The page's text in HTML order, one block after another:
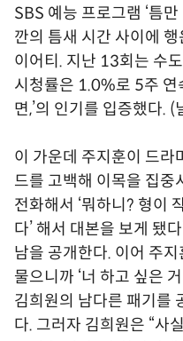
SBS 예능 프로그램 ‘틈
깐의 틈새 시간 사이에
이어티. 지난 13회는 수
시청률은 1.0%로 5주 연
면,’의 인기를 입증했다.
이 가운데 주지훈이 드라
드를 고백해 이목을 집중
전화해서 ‘뭐하니? 형이
다’ 해서 대본을 보게 됐
남을 공개한다. 이어 주
물으니까 ‘너 하고 싶은
김희원의 남다른 패기를
다. 그러자 김희원은 “사